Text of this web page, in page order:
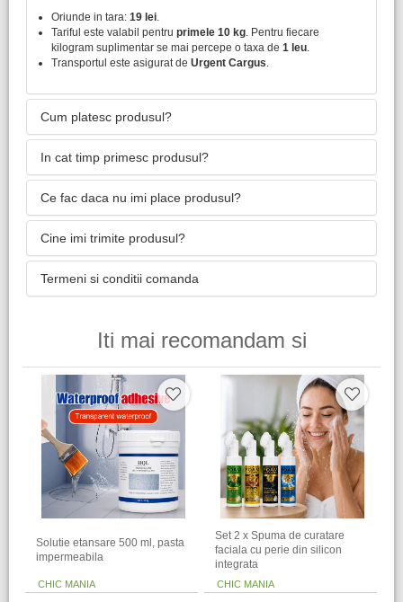
Oriunde in tara: 19 lei
Tariful este valabil pentru primele 10 kg . Pentru fiecare
kilogram suplimentar se mai percepe o taxa de 1 leu
Transportul este asigurat de Urgent Cargus
Cum platesc produsul?
In cat timp primesc produsul?
Ce fac daca nu imi place produsul?
Cine imi trimite produsul?
Termeni si conditii comanda
Iti mai recomandam si
Solutie etansare 500 ml, pasta
impermeabila
CHIC MANIA
Set 2 x Spuma de curatare
faciala cu perie din silicon
integrata
CHIC MANIA